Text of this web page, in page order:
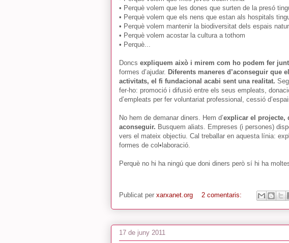
• Perquè volem que les dones que surten de la presó
• Perquè volem que els nens que estan als hospitals
• Perquè volem mantenir la biodiversitat dels espais
• Perquè volem acostar la cultura a tothom
• Perquè...
Doncs expliquem això i mirem com ho podem fer
formes d’ajudar. Diferents maneres d’aconseguir que
activitats, el fi fundacional acabi sent una realitat.
fer-ho: promoció i difusió entre els seus empleats,
d’empleats per fer voluntariat professional, cessió
No hem de demanar diners. Hem d’explicar el projecte,
aconseguir. Busquem aliats. Empreses (i persones)
vers el mateix objectiu. Cal treballar en aquesta línia:
formes de col•laboració.
Perquè no hi ha ningú que doni diners però sí hi ha
Publicat per xarxanet.org 2 comentaris:
17 de juny 2011